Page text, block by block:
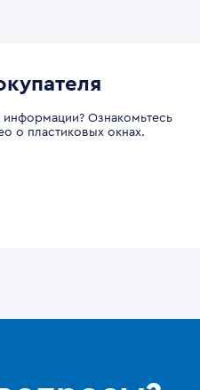
Ознакомьтесь
о пластиковых окнах.